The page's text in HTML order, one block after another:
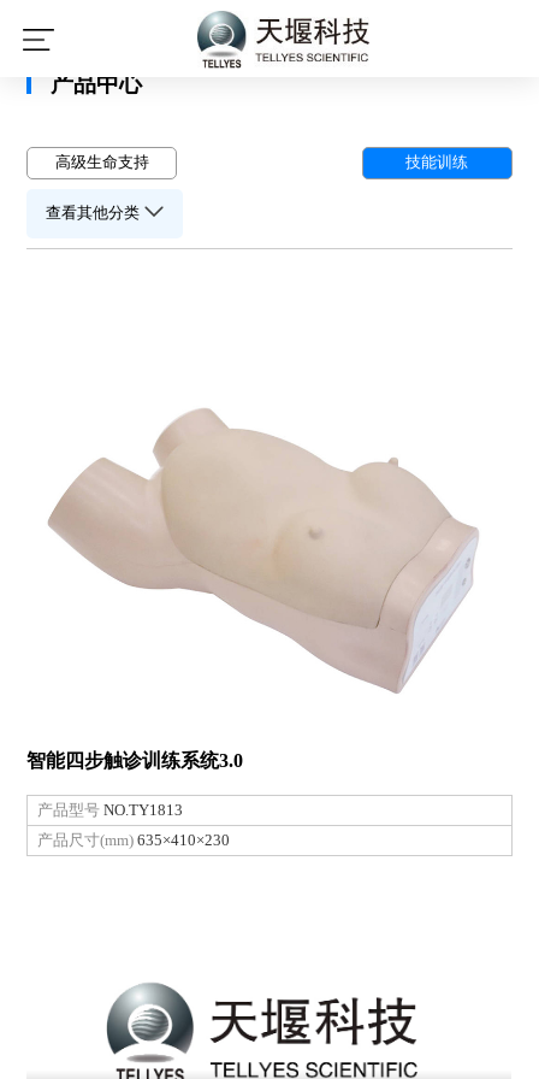
产品中心
高级生命支持 技能训练
查看其他分类
智能四步触诊训练系统3.0
产品型号 NO.TY1813
产品尺寸(mm) 635×410×230